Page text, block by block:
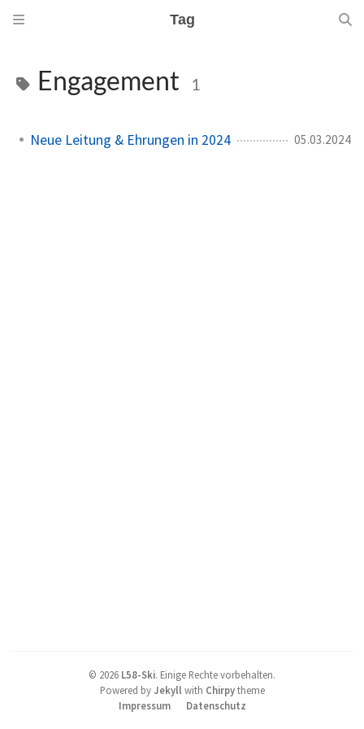
Tag
Engagement 1
Neue Leitung & Ehrungen in 2024 05.03.2024
© 2026 L58-Ski. Einige Rechte vorbehalten.
Powered byJekyll with Chirpytheme
Impressum
Datenschutz